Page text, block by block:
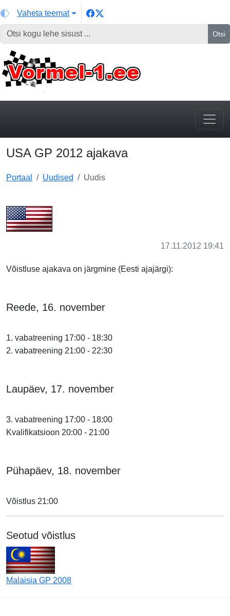
Vaheta teemat
Otsi
USA GP 2012 ajakava
Portaal Uudised Uudis
17.11.2012 19:41
Võistluse ajakava on järgmine (Eesti ajajärgi):
Reede, 16. november
1. vabatreening 17:00 - 18:30
2. vabatreening 21:00 - 22:30
Laupäev, 17. november
3. vabatreening 17:00 - 18:00
Kvalifikatsioon 20:00 - 21:00
Pühapäev, 18. november
Võistlus 21:00
Seotud võistlus
Malaisia GP 2008